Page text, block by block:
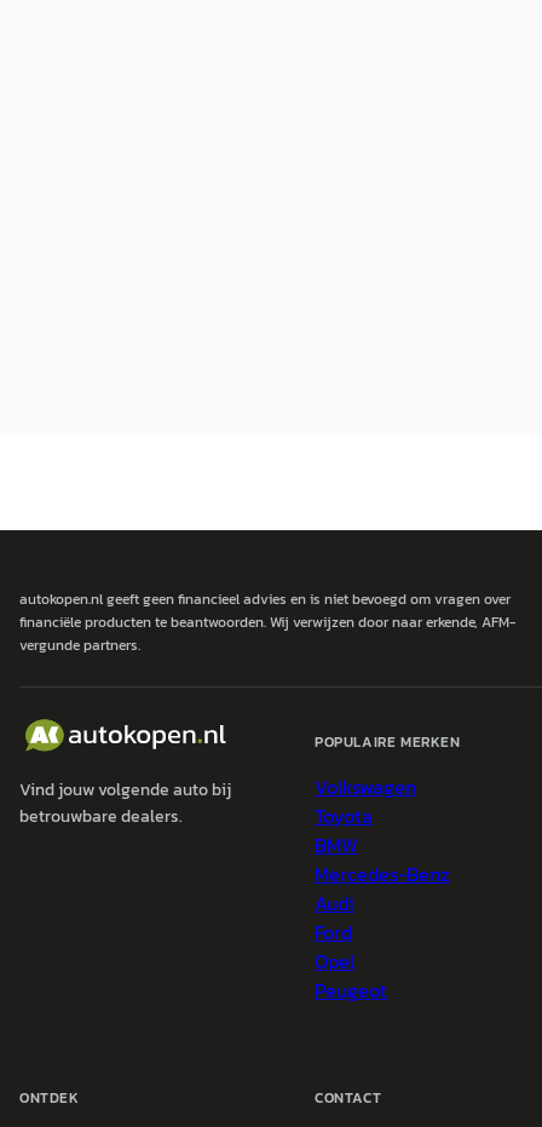
autokopen.nl geeft geen financieel advies en is niet bevoegd om vragen over
financiële producten te beantwoorden. Wij verwijzen door naar erkende, AFM-
vergunde partners.
Vind jouw volgende auto bij
betrouwbare dealers.
POPULAIRE MERKEN
Volkswagen
Toyota
BMW
Mercedes-Benz
Audi
Ford
Opel
Peugeot
ONTDEK CONTACT